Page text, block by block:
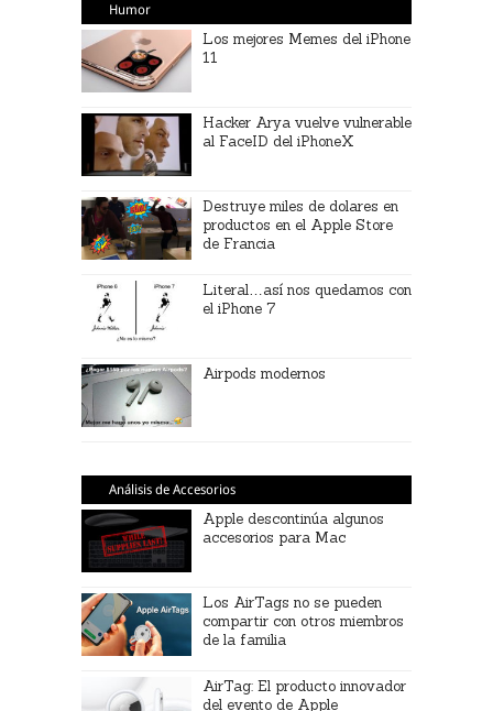
Humor
Los mejores Memes del iPhone
11
Hacker Arya vuelve vulnerable
al FaceID del iPhoneX
Destruye miles de dolares en
productos en el Apple Store
de Francia
Literal…así nos quedamos con
el iPhone 7
Airpods modernos
Análisis de Accesorios
Apple descontinúa algunos
accesorios para Mac
Los AirTags no se pueden
compartir con otros miembros
de la familia
AirTag: El producto innovador
del evento de Apple